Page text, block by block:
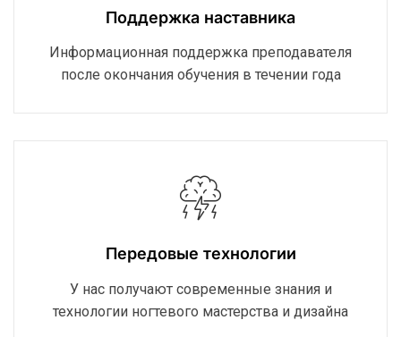
Поддержка наставника
Информационная поддержка преподавателя
после окончания обучения в течении года
Передовые технологии
У нас получают современные знания и
технологии ногтевого мастерства и дизайна